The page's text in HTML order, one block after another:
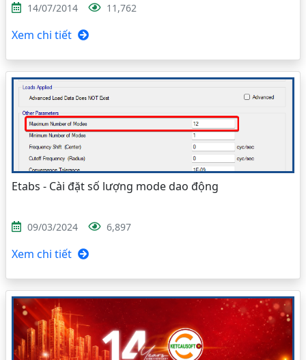
14/07/2014 11,762
Xem chi tiết
Etabs - Cài đặt số lượng mode dao động
09/03/2024 6,897
Xem chi tiết